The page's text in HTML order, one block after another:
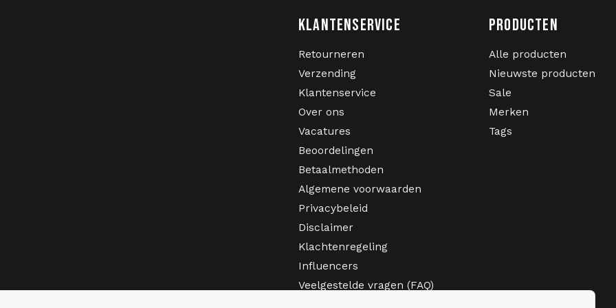
KLANTENSERVICE
Retourneren
Verzending
Klantenservice
Over ons
Vacatures
Beoordelingen
Betaalmethoden
Algemene voorwaarden
Privacybeleid
Disclaimer
Klachtenregeling
Influencers
Veelgestelde vragen (FAQ)
PRODUCTEN
Alle producten
Nieuwste producten
Sale
Merken
Tags